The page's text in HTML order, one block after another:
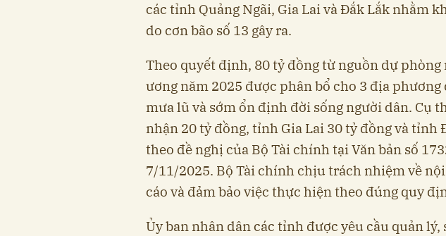
các tỉnh Quảng Ngãi, Gia Lai và Đắk Lắk nhằm
do cơn bão số 13 gây ra.
Theo quyết định, 80 tỷ đồng từ nguồn dự phòng
ương năm 2025 được phân bổ cho 3 địa
mưa lũ và sớm ổn định đời sống người dân. Cụ
nhận 20 tỷ đồng, tỉnh Gia Lai 30 tỷ đồng và tỉnh
theo đề nghị của Bộ Tài chính tại Văn bản số
7/11/2025. Bộ Tài chính chịu trách nhiệm về
cáo và đảm bảo việc thực hiện theo đúng quy
Ủy ban nhân dân các tỉnh được yêu cầu quản